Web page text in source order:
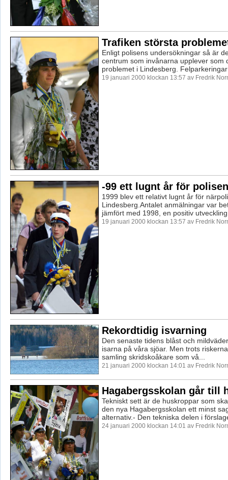
Trafiken största
Enligt polisens undersökningar så är
centrum som invånarna upplever som
problemet i Lindesberg.
19 januari 2000 klockan 13:57 av Fredrik
-99 ett lugnt år för polisen
1999 blev ett relativt lugnt år för
Lindesberg.Antalet anmälningar var
jämfört med 1998, en positiv
19 januari 2000 klockan 13:57 av Fredrik
Rekordtidig isvarning
Den senaste tidens blåst och
isarna på våra sjöar. Men trots
samling skridskoåkare som vå...
21 januari 2000 klockan 14:01 av Fredrik
Hagabergsskolan går till
Tekniskt sett är de huskroppar som
den nya Hagabergsskolan ett minst
alternativ.- Den tekniska delen i
24 januari 2000 klockan 14:01 av Fredrik